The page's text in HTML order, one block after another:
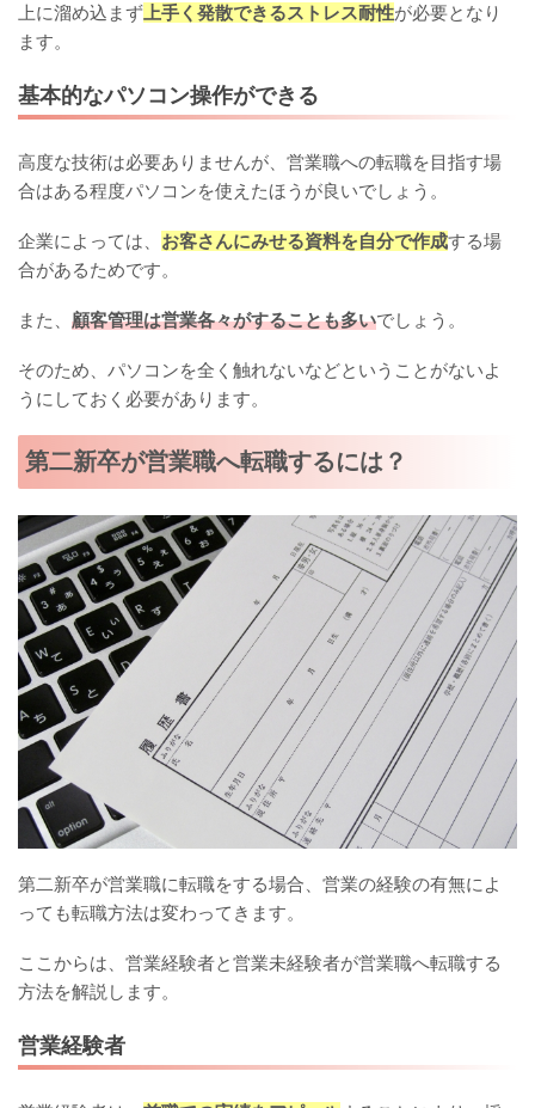
上に溜め込まず 上手く発散できるストレス耐性が必要となり
ます。
基本的なパソコン操作ができる
高度な技術は必要ありませんが、営業職への転職を目指す場
合はある程度パソコンを使えたほうが良いでしょう。
企業によっては、 お客さんにみせる資料を自分で作成する場
合があるためです。
また、 顧客管理は営業各々がすることも多いでしょう。
そのため、パソコンを全く触れないなどということがないよ
うにしておく必要があります。
第二新卒が営業職へ転職するには？
第二新卒が営業職に転職をする場合、営業の経験の有無によ
っても転職方法は変わってきます。
ここからは、営業経験者と営業未経験者が営業職へ転職する
方法を解説します。
営業経験者